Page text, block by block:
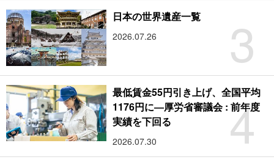
3
日本の世界遺産一覧
2026.07.26
4
最低賃金55円引き上げ、全国平均
1176円に―厚労省審議会 : 前年度
実績を下回る
2026.07.30